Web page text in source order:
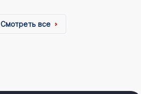
Смотреть все